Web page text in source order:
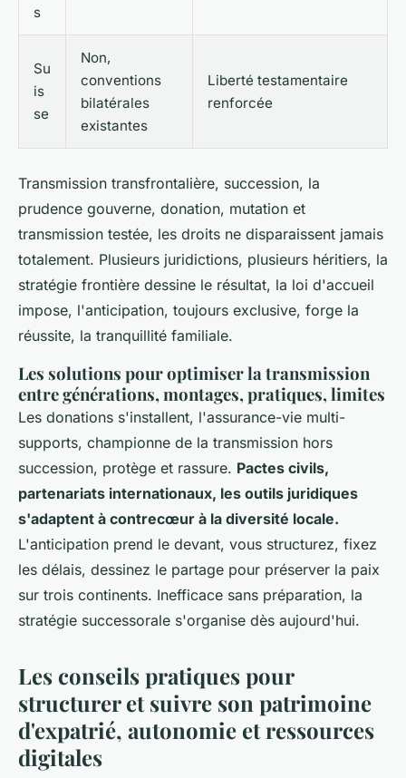
s
Su
is
se
Non,
conventions
bilatérales
existantes
Liberté testamentaire
renforcée
Transmission transfrontalière, succession, la
prudence gouverne, donation, mutation et
transmission testée, les droits ne disparaissent jamais
totalement. Plusieurs juridictions, plusieurs héritiers, la
stratégie frontière dessine le résultat, la loi d'accueil
impose, l'anticipation, toujours exclusive, forge la
réussite, la tranquillité familiale.
Les solutions pour optimiser la transmission
entre générations, montages, pratiques, limites
Les donations s'installent, l'assurance-vie multi-
supports, championne de la transmission hors
succession, protège et rassure. Pactes civils,
partenariats internationaux, les outils juridiques
s'adaptent à contrecœur à la diversité locale.
L'anticipation prend le devant, vous structurez, fixez
les délais, dessinez le partage pour préserver la paix
sur trois continents. Inefficace sans préparation, la
stratégie successorale s'organise dès aujourd'hui.
Les conseils pratiques pour
structurer et suivre son patrimoine
d'expatrié, autonomie et ressources
digitales